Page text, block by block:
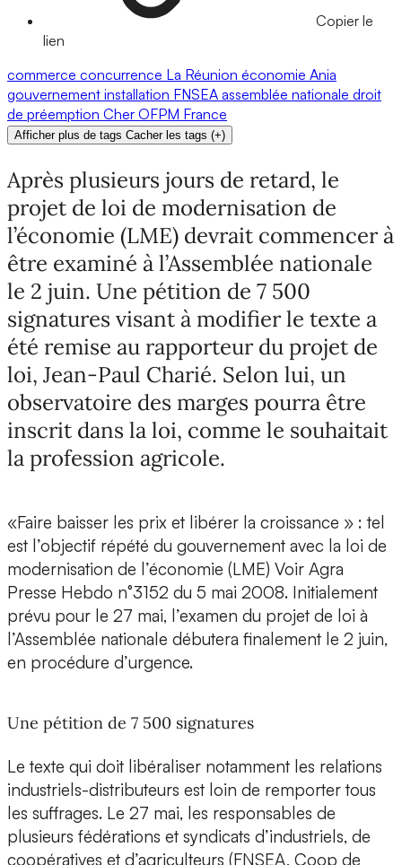
Copier le
lien
commerce concurrence La Réunion économie Ania
gouvernement installation FNSEA assemblée nationale droit
de préemption Cher OFPM France
Afficher plus de tags Cacher les tags (+)
Après plusieurs jours de retard, le
projet de loi de modernisation de
l’économie (LME) devrait commencer à
être examiné à l’Assemblée nationale
le 2 juin. Une pétition de 7 500
signatures visant à modifier le texte a
été remise au rapporteur du projet de
loi, Jean-Paul Charié. Selon lui, un
observatoire des marges pourra être
inscrit dans la loi, comme le souhaitait
la profession agricole.
«Faire baisser les prix et libérer la croissance » : tel
est l’objectif répété du gouvernement avec la loi de
modernisation de l’économie (LME) Voir Agra
Presse Hebdo n°3152 du 5 mai 2008. Initialement
prévu pour le 27 mai, l’examen du projet de loi à
l’Assemblée nationale débutera finalement le 2 juin,
en procédure d’urgence.
Une pétition de 7 500 signatures
Le texte qui doit libéraliser notamment les relations
industriels-distributeurs est loin de remporter tous
les suffrages. Le 27 mai, les responsables de
plusieurs fédérations et syndicats d’industriels, de
coopératives et d’agriculteurs (FNSEA, Coop de